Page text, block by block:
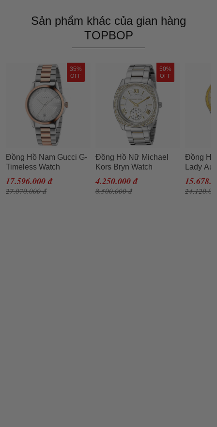
Sản phẩm khác của gian hàng
TOPBOP
35%
OFF
Đồng Hồ Nam Gucci G-
Timeless Watch
YA126447 38mm Màu
Bạc Phối Vàng Hồng
17.596.000 đ
27.070.000 đ
50%
OFF
Đồng Hồ Nữ Michael
Kors Bryn Watch
MK6277 40mm Phối
Màu
4.250.000 đ
8.500.000 đ
Đồng Hồ
Lady
Mother
Two-